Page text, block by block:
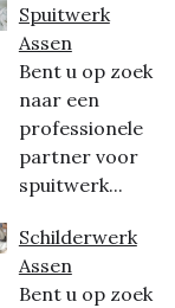
Spuitwerk
Assen
Bent u op zoek
naar een
professionele
partner voor
spuitwerk...
Schilderwerk
Assen
Bent u op zoek